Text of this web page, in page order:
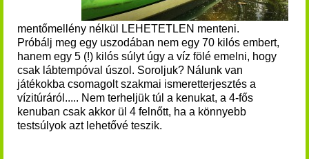
mentőmellény nélkül LEHETETLEN menteni.
Próbálj meg egy uszodában nem egy 70 kilós embert,
hanem egy 5 (!) kilós súlyt úgy a víz fölé emelni, hogy
csak lábtempóval úszol. Soroljuk? Nálunk van
játékokba csomagolt szakmai ismeretterjesztés a
vízitúráról..... Nem terheljük túl a kenukat, a 4-fős
kenuban csak akkor ül 4 felnőtt, ha a könnyebb
testsúlyok azt lehetővé teszik.